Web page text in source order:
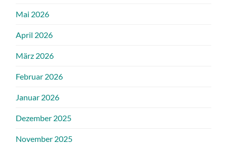
Mai 2026
April 2026
März 2026
Februar 2026
Januar 2026
Dezember 2025
November 2025